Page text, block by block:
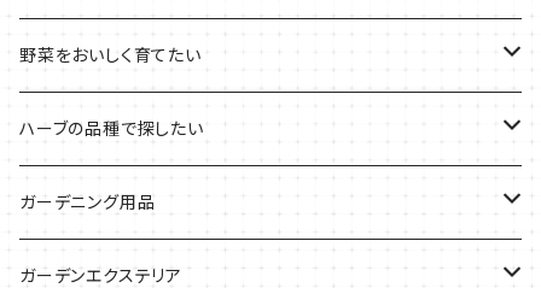
デトックスに
気分で香りを楽しみたい
魚料理に
BBQ・肉料理に
サラダに使いたい
秋植えで料理に
カラーリーフ
ハーブガーデンづくりに
夏のハーブガーデンに
パーティーハーブ
インスタ映えハーブ
虫よけに使いたい
ハーブバスに
野菜をおいしく育てたい
トマトのコンパニオン
ジャガイモのコンパニオン
葉物野菜のコンパニオン
ハーブの品種で探したい
ミント・ハーブ苗
バジル・ハーブ苗
ガーデニング用品
その他
ガーデンエクステリア